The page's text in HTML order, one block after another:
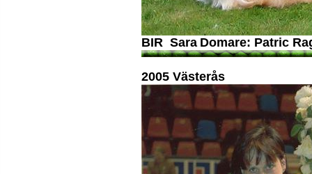
BIR Sara Domare: Patric
2005 Västerås